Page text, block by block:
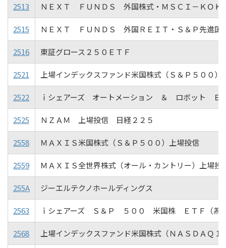
2513 ＮＥＸＴ ＦＵＮＤＳ 外国株式・ＭＳＣＩ－ＫＯＫ
2515 ＮＥＸＴ ＦＵＮＤＳ 外国ＲＥＩＴ・Ｓ＆Ｐ先進国
2516 東証グロース２５０ＥＴＦ
2521 上場インデックスファンド米国株式（Ｓ＆Ｐ５００）
2522 ｉシェアーズ オートメーション ＆ ロボット Ｅ
2525 ＮＺＡＭ 上場投信 日経２２５
2558 ＭＡＸＩＳ米国株式（Ｓ＆Ｐ５００）上場投信
2559 ＭＡＸＩＳ全世界株式（オール・カントリー）上場投
255A ジーエルテクノホールディングス
2563 ｉシェアーズ Ｓ＆Ｐ ５００ 米国株 ＥＴＦ（為
2568 上場インデックスファンド米国株式（ＮＡＳＤＡＱ１